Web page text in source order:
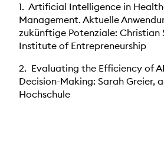
1. Artificial Intelligence in
Management. Aktuelle
zukünftige Potenziale: Christian
Institute of Entrepreneurship
2. Evaluating the Efficiency of
Decision-Making: Sarah Greier,
Hochschule